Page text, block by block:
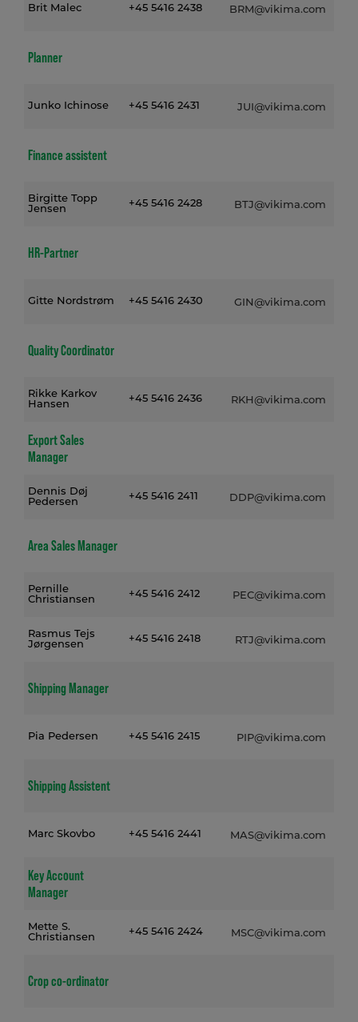
Brit Malec +45 5416 2438 BRM@vikima.com
Planner
Junko Ichinose +45 5416 2431 JUI@vikima.com
Finance assistent
Birgitte Topp
Jensen
+45 5416 2428 BTJ@vikima.com
HR-Partner
Gitte Nordstrøm +45 5416 2430 GIN@vikima.com
Quality Coordinator
Rikke Karkov
Hansen
+45 5416 2436 RKH@vikima.com
Export Sales
Manager
Dennis Døj
Pedersen
+45 5416 2411 DDP@vikima.com
Area Sales Manager
Pernille
Christiansen
+45 5416 2412 PEC@vikima.com
Rasmus Tejs
Jørgensen
+45 5416 2418 RTJ@vikima.com
Shipping Manager
Pia Pedersen +45 5416 2415 PIP@vikima.com
Shipping Assistent
Marc Skovbo +45 5416 2441 MAS@vikima.com
Key Account
Manager
Mette S.
Christiansen
+45 5416 2424 MSC@vikima.com
Crop co-ordinator